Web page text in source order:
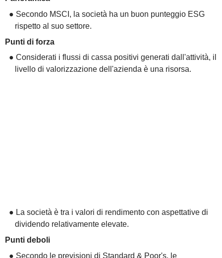
● Secondo MSCI, la società ha un buon punteggio ESG
rispetto al suo settore.
Punti di forza
● Considerati i flussi di cassa positivi generati dall'attività, il
livello di valorizzazione dell'azienda è una risorsa.
● La società è tra i valori di rendimento con aspettative di
dividendo relativamente elevate.
Punti deboli
● Secondo le previsioni di Standard & Poor's, le